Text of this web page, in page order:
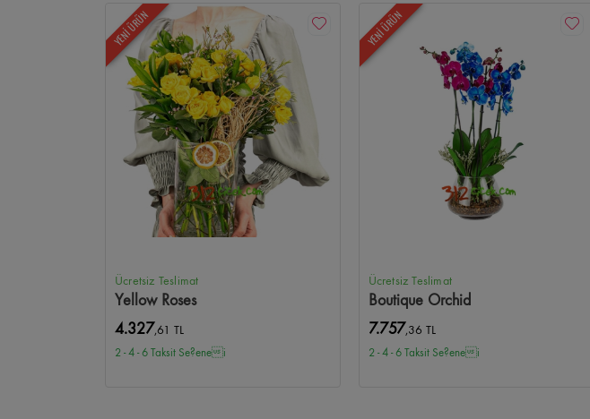
YENİ ÜRÜN
Ücretsiz Teslimat
Yellow Roses
4.327,61 TL
2 - 4 - 6 Taksit Se?enei
YENİ ÜRÜN
Ücretsiz Teslimat
Boutique Orchid
7.757,36 TL
2 - 4 - 6 Taksit Se?enei